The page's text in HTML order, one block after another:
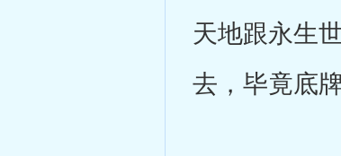
天地跟永生
去，毕竟底